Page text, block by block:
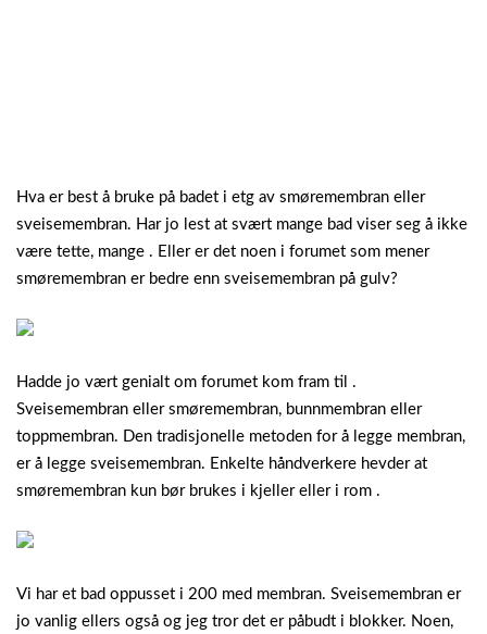
Hva er best å bruke på badet i etg av smøremembran eller
sveisemembran. Har jo lest at svært mange bad viser seg å ikke
være tette, mange . Eller er det noen i forumet som mener
smøremembran er bedre enn sveisemembran på gulv?
Hadde jo vært genialt om forumet kom fram til .
Sveisemembran eller smøremembran, bunnmembran eller
toppmembran. Den tradisjonelle metoden for å legge membran,
er å legge sveisemembran. Enkelte håndverkere hevder at
smøremembran kun bør brukes i kjeller eller i rom .
Vi har et bad oppusset i 200 med membran. Sveisemembran er
jo vanlig ellers også og jeg tror det er påbudt i blokker. Noen,